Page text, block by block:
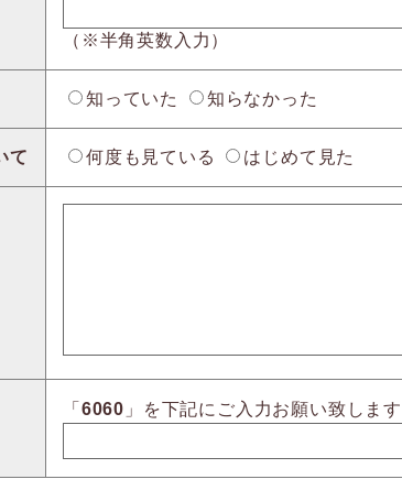
（※半角英数入力）
知っていた 知らなかった
て 何度も見ている はじめて見た
「 6060 」を下記にご入力お願い致します